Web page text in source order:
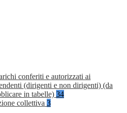
conferiti e autorizzati ai
(dirigenti e non dirigenti) (da
in tabelle) 34
collettiva 3